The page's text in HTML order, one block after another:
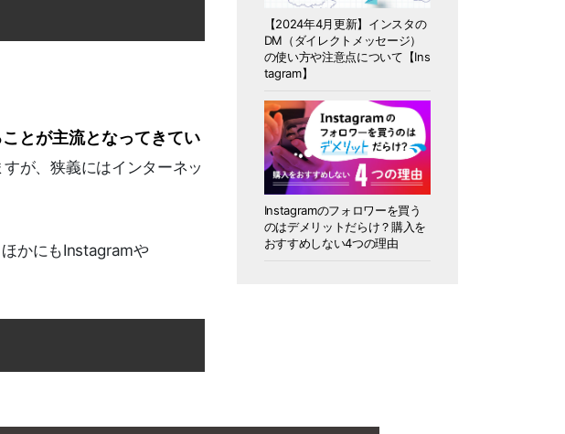
とが主流となってきてい
が、狭義にはインターネッ
かにもInstagramや
【2024年4月更新】インスタの
DM（ダイレクトメッセージ）
の使い方や注意点について【Ins
tagram】
Instagramのフォロワーを買う
のはデメリットだらけ？購入を
おすすめしない4つの理由